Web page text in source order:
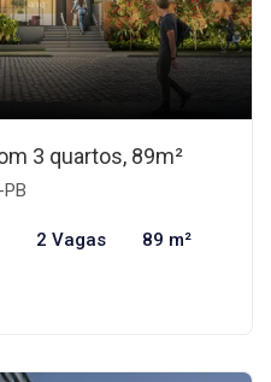
3 quartos, 89m²
2 Vagas 89 m²